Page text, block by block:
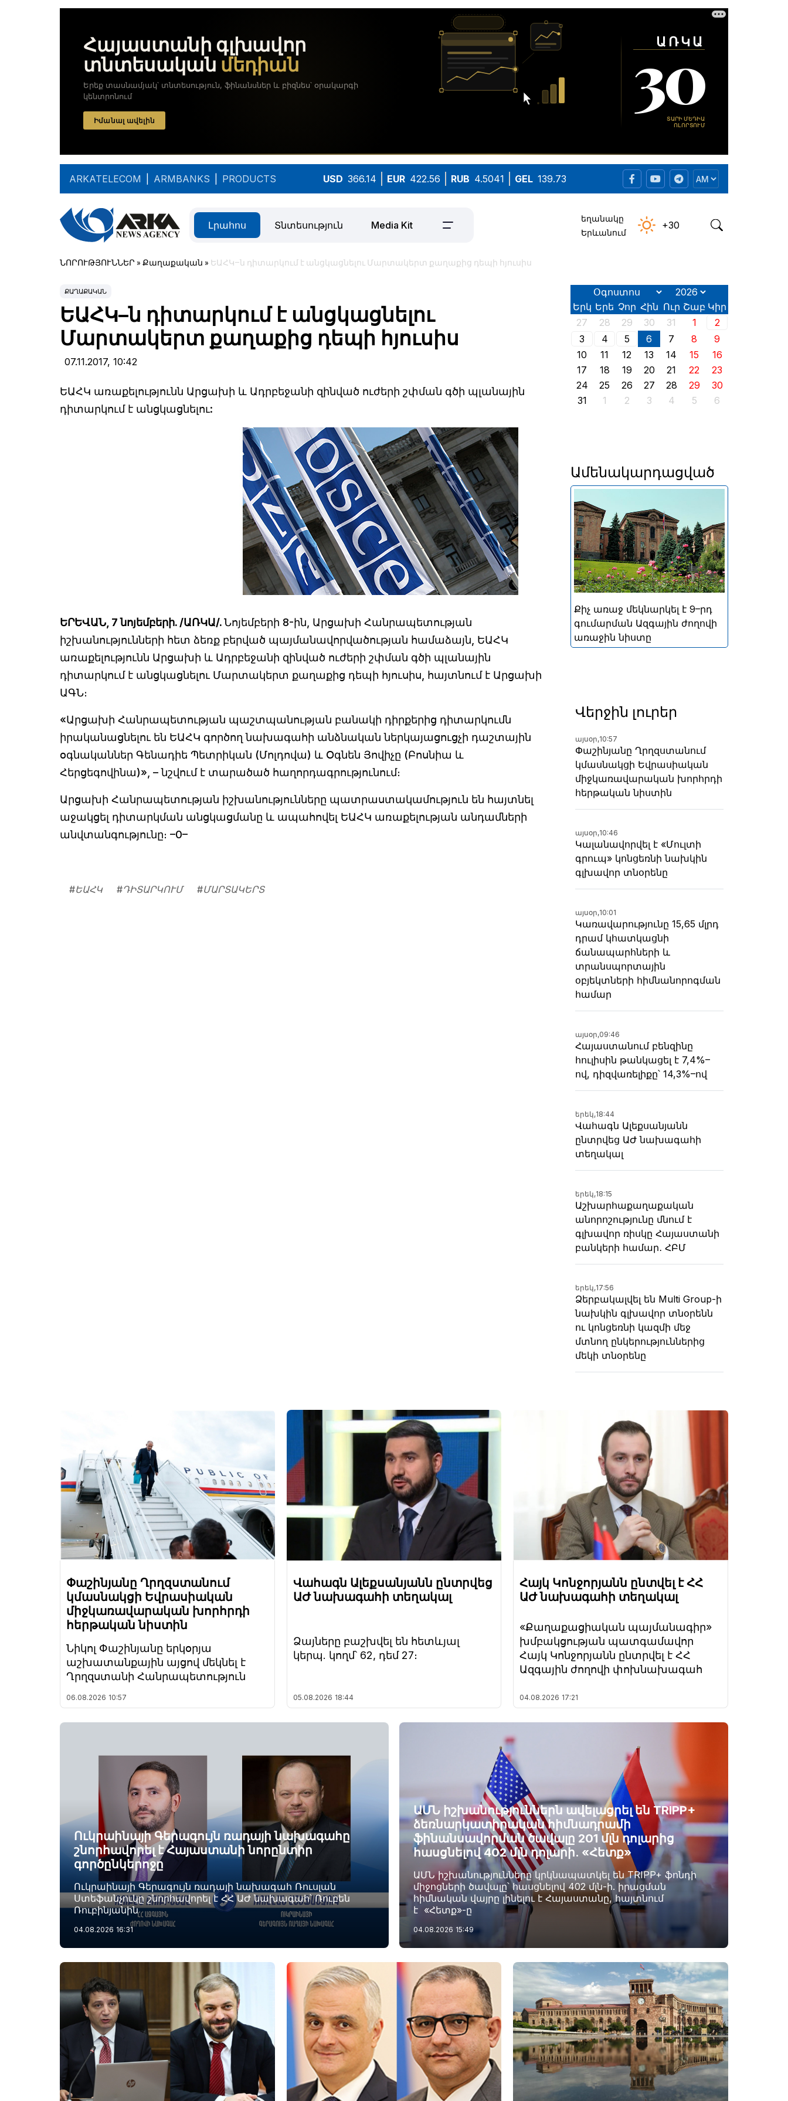
ARKATELECOM ARMBANKS PRODUCTS USD 366.14 EUR 422.56 RUB 4.5041 GEL 139.73
Լրահոս Տնտեսություն Media Kit
եղանակը
Երևանում
+30
ՆՈՐՈՒԹՅՈՒՆՆԵՐ » Քաղաքական » ԵԱՀԿ–ն դիտարկում է անցկացնելու Մարտակերտ քաղաքից դեպի հյուսիս
ՔԱՂԱՔԱԿԱՆ
ԵԱՀԿ–ն դիտարկում է անցկացնելու
Մարտակերտ քաղաքից դեպի հյուսիս
07.11.2017, 10:42
ԵԱՀԿ առաքելությունն Արցախի և Ադրբեջանի զինված ուժերի շփման գծի պլանային
դիտարկում է անցկացնելու:
ԵՐԵՎԱՆ, 7 նոյեմբերի. /ԱՌԿԱ/.Նոյեմբերի 8-ին, Արցախի Հանրապետության
իշխանությունների հետ ձեռք բերված պայմանավորվածության համաձայն, ԵԱՀԿ
առաքելությունն Արցախի և Ադրբեջանի զինված ուժերի շփման գծի պլանային
դիտարկում է անցկացնելու Մարտակերտ քաղաքից դեպի հյուսիս, հայտնում է Արցախի
ԱԳՆ։
«Արցախի Հանրապետության պաշտպանության բանակի դիրքերից դիտարկումն
իրականացնելու են ԵԱՀԿ գործող նախագահի անձնական ներկայացուցչի դաշտային
օգնականներ Գենադիե Պետրիկան (Մոլդովա) և Օգնեն Յովիչը (Բոսնիա և
Հերցեգովինա)», – նշվում է տարածած հաղորդագրությունում։
Արցախի Հանրապետության իշխանությունները պատրաստակամություն են հայտնել
աջակցել դիտարկման անցկացմանը և ապահովել ԵԱՀԿ առաքելության անդամների
անվտանգությունը։ –0–
#ԵԱՀԿ #ԴԻՏԱՐԿՈՒՄ #ՄԱՐՏԱԿԵՐՏ
Երկ Երե Չոր Հին Ուր Շաբ Կիր
27
28 29 30 31 1
2
3
4 5 6 7 8
9
10
11 12 13 14 15
16
17
18 19 20 21 22
23
24
25 26 27 28 29
30
31
1 2 3 4 5 6
Ամենակարդացված
2-ին, իր աշխատանքն է սկսել
2026 թվականի հունիսի 7-ին
կայացած հերթական
խորհրդարանական
ընտրությունների
արդյունքներով ձևավորված
Հայաստանի 9-րդ գումարման
Ազգային ժողովի առաջին
նիստը
Քիչ առաջ մեկնարկել է 9–րդ
գումարման Ազգային ժողովի
առաջին նիստը
Վերջին լուրեր
այսօր,10:57
Փաշինյանը Ղրղզստանում
կմասնակցի Եվրասիական
միջկառավարական խորհրդի
հերթական նիստին
այսօր,10:46
Կալանավորվել է «Մուլտի
գրուպ» կոնցեռնի նախկին
գլխավոր տնօրենը
այսօր,10:01
Կառավարությունը 15,65 մլրդ
դրամ կհատկացնի
ճանապարհների և
տրանսպորտային
օբյեկտների հիմնանորոգման
համար
այսօր,09:46
Հայաստանում բենզինը
հուլիսին թանկացել է 7,4%–
ով, դիզվառելիքը՝ 14,3%–ով
երեկ,18:44
Վահագն Ալեքսանյանն
ընտրվեց ԱԺ նախագահի
տեղակալ
երեկ,18:15
Աշխարհաքաղաքական
անորոշությունը մնում է
գլխավոր ռիսկը Հայաստանի
բանկերի համար․ ՀԲՄ
երեկ,17:56
Ձերբակալվել են Multi Group-ի
նախկին գլխավոր տնօրենն
ու կոնցեռնի կազմի մեջ
մտնող ընկերություններից
մեկի տնօրենը
Փաշինյանը Ղրղզստանում
կմասնակցի Եվրասիական
միջկառավարական խորհրդի
հերթական նիստին
Նիկոլ Փաշինյանը երկօրյա
աշխատանքային այցով մեկնել է
Ղրղզստանի Հանրապետություն
06.08.2026 10:57
Վահագն Ալեքսանյանն ընտրվեց
ԱԺ նախագահի տեղակալ
Ձայները բաշխվել են հետևյալ
կերպ. կողմ՝ 62, դեմ 27։
05.08.2026 18:44
Հայկ Կոնջորյանն ընտվել է ՀՀ
ԱԺ նախագահի տեղակալ
«Քաղաքացիական պայմանագիր»
խմբակցության պատգամավոր
Հայկ Կոնջորյանն ընտրվել է ՀՀ
Ազգային ժողովի փոխնախագահ
04.08.2026 17:21
Ուկրաինայի Գերագույն ռադայի նախագահը
շնորհավորել է Հայաստանի նորընտիր
գործընկերոջը
Ուկրաինայի Գերագույն ռադայի նախագահ Ռուսլան
Ստեֆանչուկը շնորհավորել է ՀՀ ԱԺ նախագահ՝ Ռուբեն
Ռուբինյանին
04.08.2026 16:31
ԱՄՆ իշխանություններն ավելացրել են TRIPP+
ձեռնարկատիրական հիմնադրամի
ֆինանսավորման ծավալը 201 մլն դոլարից
հասցնելով 402 մլն դոլարի. «Հետք»
ԱՄՆ իշխանությունները կրկնապատկել են TRIPP+ ֆոնդի
միջոցների ծավալը՝ հասցնելով 402 մլն-ի. իրացման
հիմնական վայրը լինելու է Հայաստանը, հայտնում
է «Հետք»-ը
04.08.2026 15:49